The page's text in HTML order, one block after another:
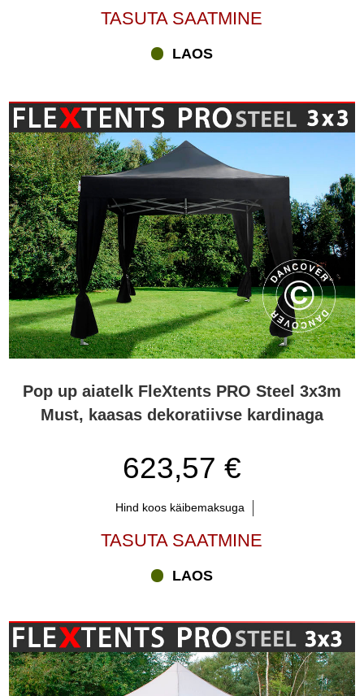
TASUTA SAATMINE
LAOS
Pop up aiatelk FleXtents PRO Steel 3x3m
Must, kaasas dekoratiivse kardinaga
623,57 €
Hind koos käibemaksuga
TASUTA SAATMINE
LAOS